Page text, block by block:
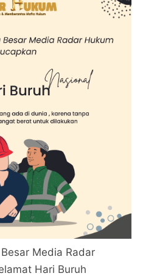
Media Radar
Hari Buruh